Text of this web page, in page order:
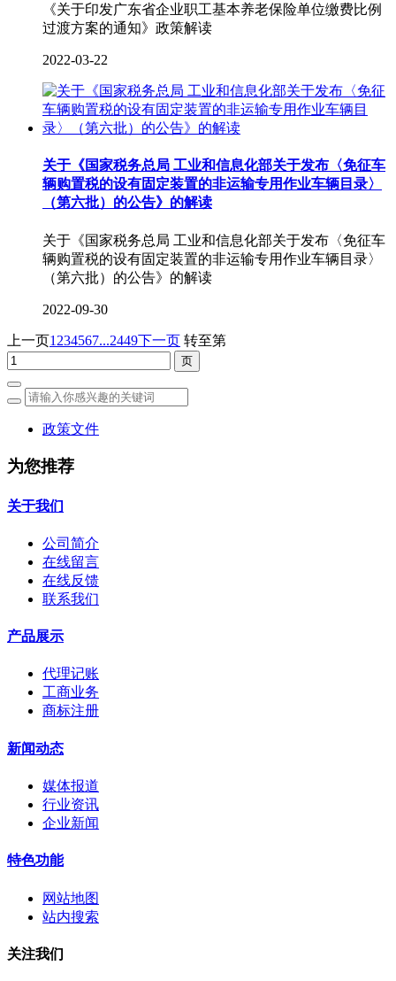
《关于印发广东省企业职工基本养老保险单位缴费比例
过渡方案的通知》政策解读
2022-03-22
关于《国家税务总局 工业和信息化部关于发布〈免征车
辆购置税的设有固定装置的非运输专用作业车辆目录〉
（第六批）的公告》的解读
关于《国家税务总局 工业和信息化部关于发布〈免征车
辆购置税的设有固定装置的非运输专用作业车辆目录〉
（第六批）的公告》的解读
2022-09-30
上一页1 234567...2449下一页 转至第
政策文件
为您推荐
关于我们
公司简介
在线留言
在线反馈
联系我们
产品展示
代理记账
工商业务
商标注册
新闻动态
媒体报道
行业资讯
企业新闻
特色功能
网站地图
站内搜索
关注我们